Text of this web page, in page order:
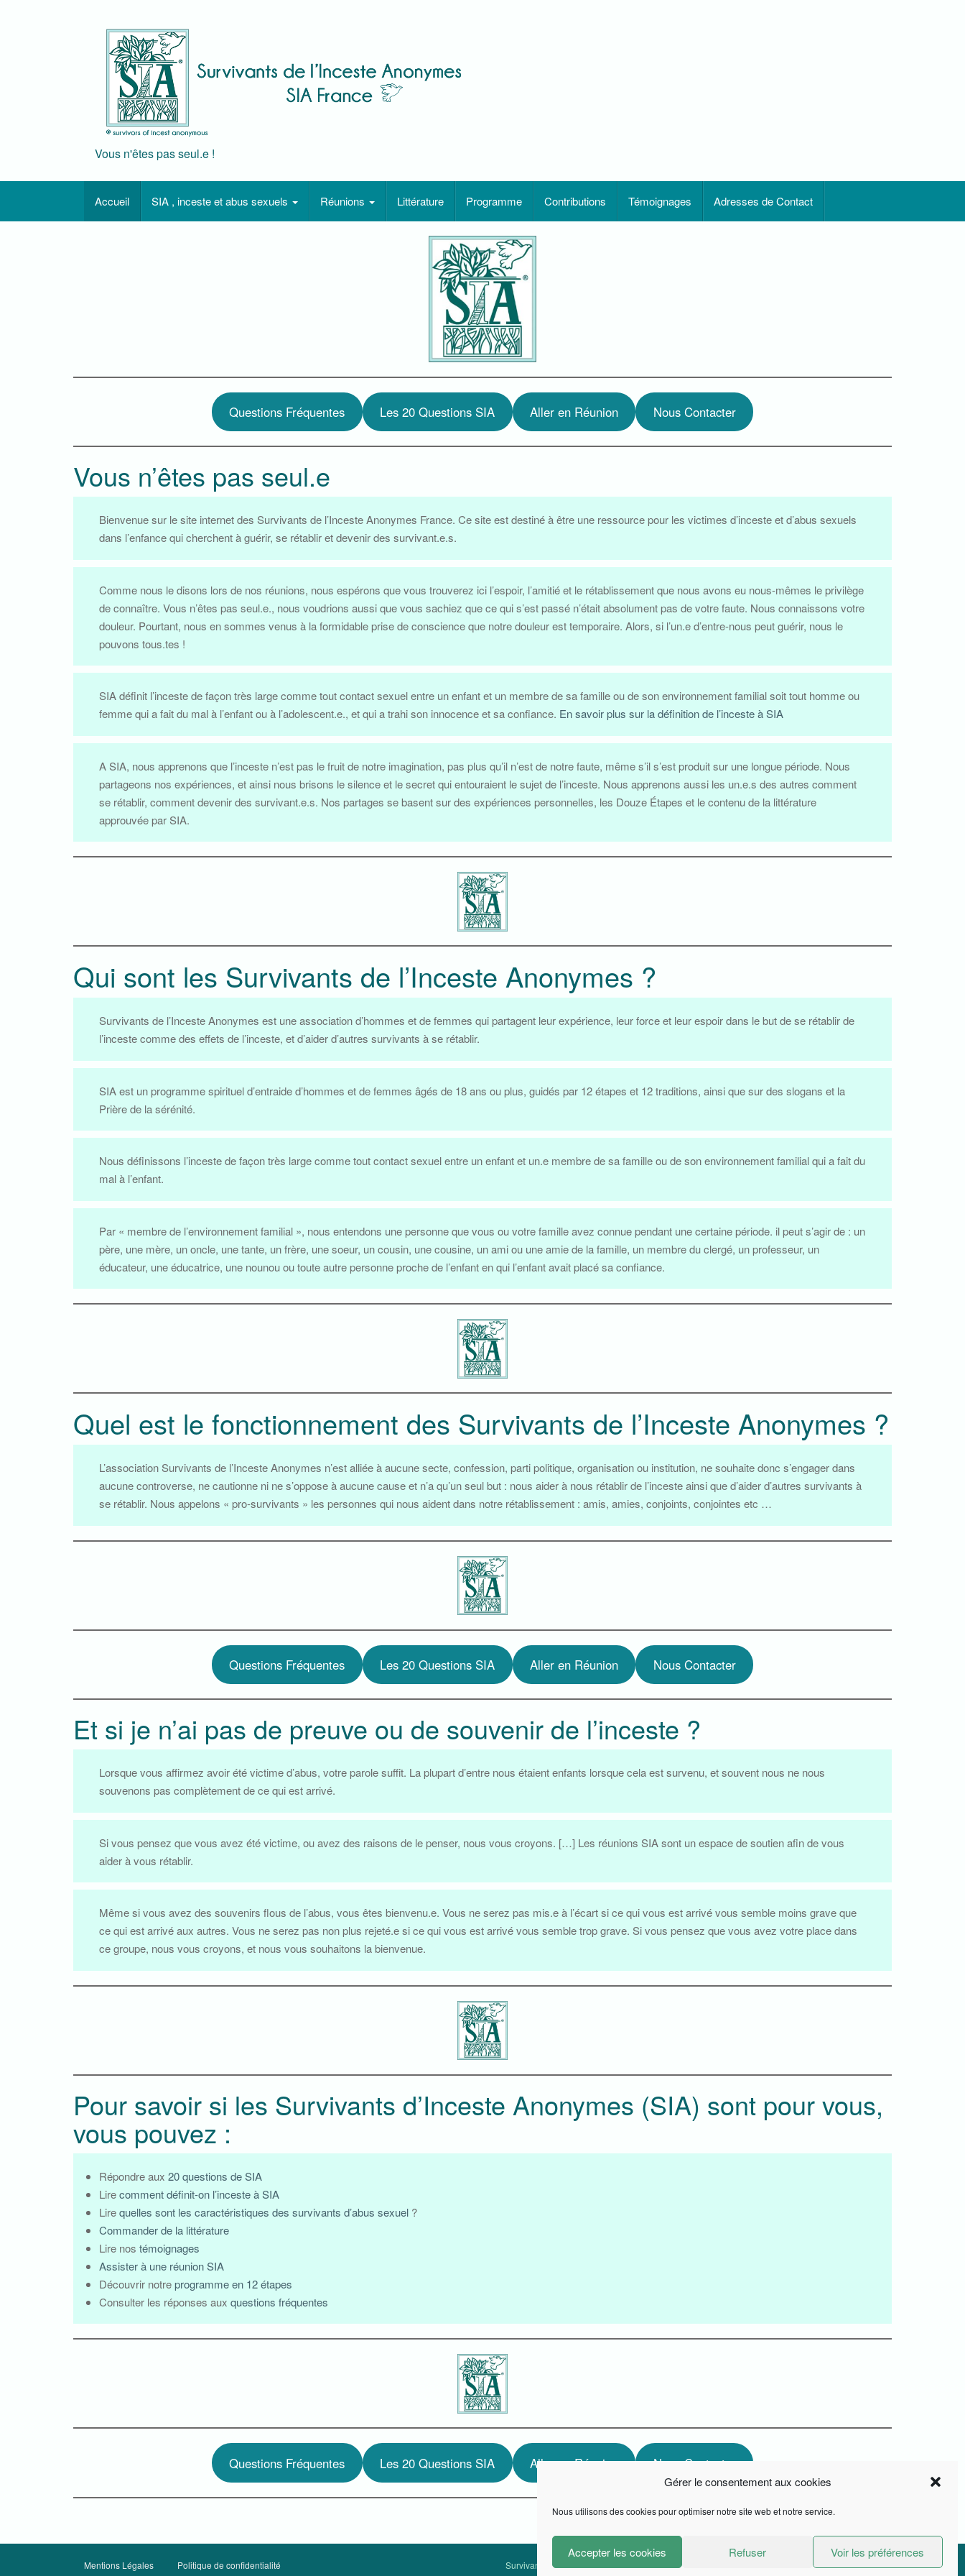
Gérer le consentement aux cookies
Nous utilisons des cookies pour optimiser notre site web et notre service.
Accepter les cookies Refuser Voir les préférences
Vous n'êtes pas seul.e !
Accueil SIA , inceste et abus sexuels Réunions Littérature Programme Contributions Témoignages Adresses de Contact
Questions Fréquentes Les 20 Questions SIA Aller en Réunion Nous Contacter
Vous n’êtes pas seul.e
Bienvenue sur le site internet des Survivants de l’Inceste Anonymes France. Ce site est destiné à être une ressource pour les victimes d’inceste et d’abus sexuels
dans l’enfance qui cherchent à guérir, se rétablir et devenir des survivant.e.s.
Comme nous le disons lors de nos réunions, nous espérons que vous trouverez ici l’espoir, l’amitié et le rétablissement que nous avons eu nous-mêmes le privilège
de connaître. Vous n’êtes pas seul.e., nous voudrions aussi que vous sachiez que ce qui s’est passé n’était absolument pas de votre faute. Nous connaissons votre
douleur. Pourtant, nous en sommes venus à la formidable prise de conscience que notre douleur est temporaire. Alors, si l’un.e d’entre-nous peut guérir, nous le
pouvons tous.tes !
SIA définit l’inceste de façon très large comme tout contact sexuel entre un enfant et un membre de sa famille ou de son environnement familial soit tout homme ou
femme qui a fait du mal à l’enfant ou à l’adolescent.e., et qui a trahi son innocence et sa confiance. En savoir plus sur la définition de l’inceste à SIA
A SIA, nous apprenons que l’inceste n’est pas le fruit de notre imagination, pas plus qu’il n’est de notre faute, même s’il s’est produit sur une longue période. Nous
partageons nos expériences, et ainsi nous brisons le silence et le secret qui entouraient le sujet de l’inceste. Nous apprenons aussi les un.e.s des autres comment
se rétablir, comment devenir des survivant.e.s. Nos partages se basent sur des expériences personnelles, les Douze Étapes et le contenu de la littérature
approuvée par SIA.
Qui sont les Survivants de l’Inceste Anonymes ?
Survivants de l’Inceste Anonymes est une association d’hommes et de femmes qui partagent leur expérience, leur force et leur espoir dans le but de se rétablir de
l’inceste comme des effets de l’inceste, et d’aider d’autres survivants à se rétablir.
SIA est un programme spirituel d’entraide d’hommes et de femmes âgés de 18 ans ou plus, guidés par 12 étapes et 12 traditions, ainsi que sur des slogans et la
Prière de la sérénité.
Nous définissons l’inceste de façon très large comme tout contact sexuel entre un enfant et un.e membre de sa famille ou de son environnement familial qui a fait du
mal à l’enfant.
Par « membre de l’environnement familial », nous entendons une personne que vous ou votre famille avez connue pendant une certaine période. il peut s’agir de : un
père, une mère, un oncle, une tante, un frère, une soeur, un cousin, une cousine, un ami ou une amie de la famille, un membre du clergé, un professeur, un
éducateur, une éducatrice, une nounou ou toute autre personne proche de l’enfant en qui l’enfant avait placé sa confiance.
Quel est le fonctionnement des Survivants de l’Inceste Anonymes ?
L’association Survivants de l’Inceste Anonymes n’est alliée à aucune secte, confession, parti politique, organisation ou institution, ne souhaite donc s’engager dans
aucune controverse, ne cautionne ni ne s’oppose à aucune cause et n’a qu’un seul but : nous aider à nous rétablir de l’inceste ainsi que d’aider d’autres survivants à
se rétablir. Nous appelons « pro-survivants » les personnes qui nous aident dans notre rétablissement : amis, amies, conjoints, conjointes etc …
Questions Fréquentes Les 20 Questions SIA Aller en Réunion Nous Contacter
Et si je n’ai pas de preuve ou de souvenir de l’inceste ?
Lorsque vous affirmez avoir été victime d’abus, votre parole suffit. La plupart d’entre nous étaient enfants lorsque cela est survenu, et souvent nous ne nous
souvenons pas complètement de ce qui est arrivé.
Si vous pensez que vous avez été victime, ou avez des raisons de le penser, nous vous croyons. […] Les réunions SIA sont un espace de soutien afin de vous
aider à vous rétablir.
Même si vous avez des souvenirs flous de l’abus, vous êtes bienvenu.e. Vous ne serez pas mis.e à l’écart si ce qui vous est arrivé vous semble moins grave que
ce qui est arrivé aux autres. Vous ne serez pas non plus rejeté.e si ce qui vous est arrivé vous semble trop grave. Si vous pensez que vous avez votre place dans
ce groupe, nous vous croyons, et nous vous souhaitons la bienvenue.
Pour savoir si les Survivants d’Inceste Anonymes (SIA) sont pour vous,
vous pouvez :
Répondre aux 20 questions de SIA
Lirecomment définit-on l’inceste à SIA
Lirequelles sont les caractéristiques des survivants d’abus sexuel?
Commander de la littérature
Lire nos témoignages
Assister à une réunion SIA
Découvrir notreprogramme en 12 étapes
Consulter les réponses aux questions fréquentes
Questions Fréquentes Les 20 Questions SIA Aller en Réunion Nous Contacter
Mentions Légales Politique de confidentialité Survivants de l Inceste Anonymes SIA France, tous droits réservés ©2021 Unite Themepowered by